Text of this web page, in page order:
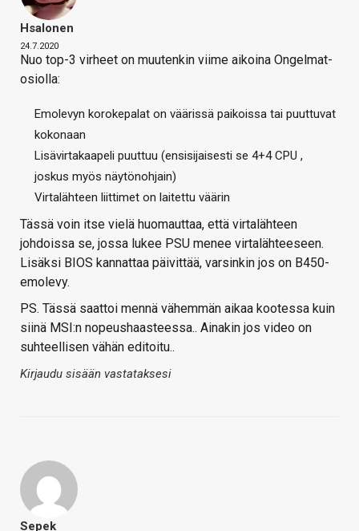
Hsalonen
24.7.2020
Nuo top-3 virheet on muutenkin viime aikoina Ongelmat-
osiolla:
Emolevyn korokepalat on väärissä paikoissa tai puuttuvat
kokonaan
Lisävirtakaapeli puuttuu (ensisijaisesti se 4+4 CPU ,
joskus myös näytönohjain)
Virtalähteen liittimet on laitettu väärin
Tässä voin itse vielä huomauttaa, että virtalähteen
johdoissa se, jossa lukee PSU menee virtalähteeseen.
Lisäksi BIOS kannattaa päivittää, varsinkin jos on B450-
emolevy.
PS. Tässä saattoi mennä vähemmän aikaa kootessa kuin
siinä MSI:n nopeushaasteessa.. Ainakin jos video on
suhteellisen vähän editoitu..
Kirjaudu sisään vastataksesi
Sepek